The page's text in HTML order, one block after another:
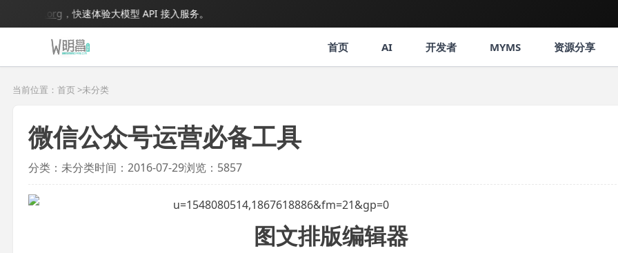
，快速体验大模型 API 接入服务。
首页 AI 开发者 MYMS 资源分享
当前位置：首页 >未分类
微信公众号运营必备工具
分类：未分类时间：2016-07-29浏览：5857
图文排版编辑器